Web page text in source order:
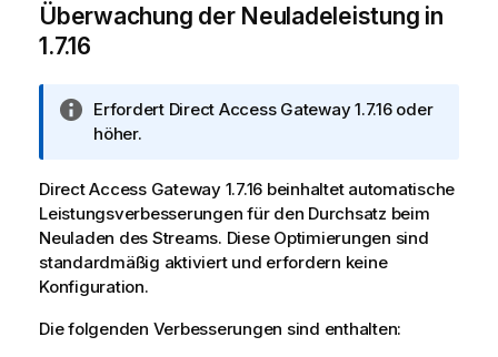
o
i
n
e
i
s
Überwachung der Neuladeleistung in
1.7.16
I
n
o
r
m
a
t
o
Erfordert Direct Access Gateway1.7.16 oder
höher.
Direct Access Gateway1.7.16 beinhaltet automatische
Leistungsverbesserungen für den Durchsatz beim
Neuladen des Streams. Diese Optimierungen sind
standardmäßig aktiviert und erfordern keine
Konfiguration.
Die folgenden Verbesserungen sind enthalten: